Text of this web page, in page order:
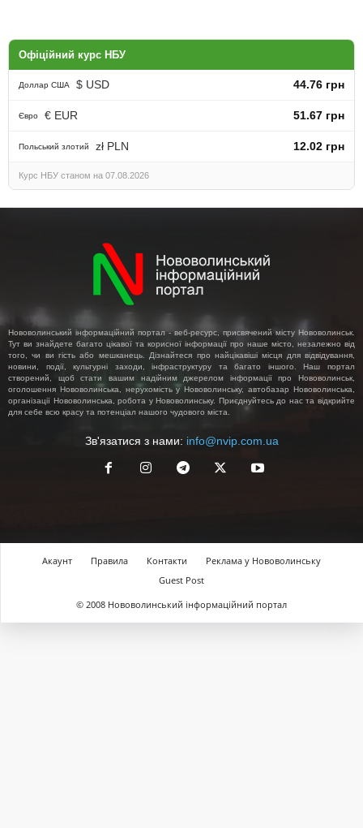
Офіційний курс НБУ
Доллар США $ USD 44.76 грн
Євро € EUR 51.67 грн
Польський злотий zł PLN 12.02 грн
Курс НБУ станом на 07.08.2026
Нововолинський інформаційний портал - веб-ресурс, присвячений місту Нововолинськ.
Тут ви знайдете багато цікавої та корисної інформації про наше місто, незалежно від
того, чи ви гість або мешканець. Дізнайтеся про найцікавіші місця для відвідування,
новини, події, культурні заходи, інфраструктуру та багато іншого. Наш портал
створений, щоб стати вашим надійним джерелом інформації про Нововолинськ,
оголошення Нововолинська, нерухомість у Нововолинську, автобазар Нововолинська,
організації Нововолинська, робота у Нововолинську. Приєднуйтесь до нас та відкрийте
для себе всю красу та потенціал нашого чудового міста.
Зв'язатися з нами: info@nvip.com.ua
Акаунт Правила Контакти
Реклама у Нововолинську
Guest Post
© 2008 Нововолинський інформаційний портал